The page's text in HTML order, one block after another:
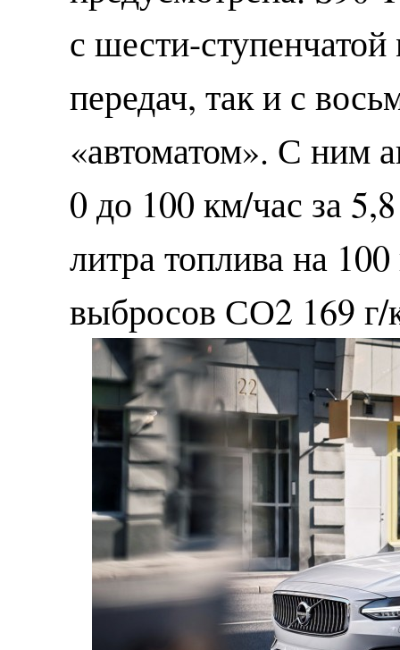
с шести-
передач, так и с
«автоматом». С ним
0 до 100 км/час за
литра топлива на
выбросов СО2 169 г/